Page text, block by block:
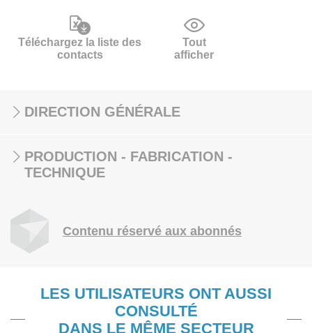
Téléchargez la liste des
contacts
Tout
afficher
DIRECTION GÉNÉRALE
PRODUCTION - FABRICATION -
TECHNIQUE
Contenu réservé aux abonnés
LES UTILISATEURS ONT AUSSI
CONSULTÉ
DANS LE MÊME SECTEUR